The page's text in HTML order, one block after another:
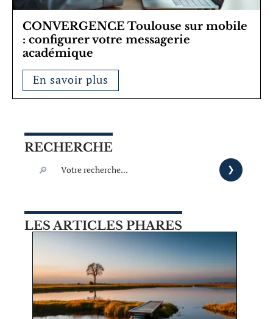
CONVERGENCE Toulouse sur mobile
: configurer votre messagerie
académique
En savoir plus
RECHERCHE
LES ARTICLES PHARES